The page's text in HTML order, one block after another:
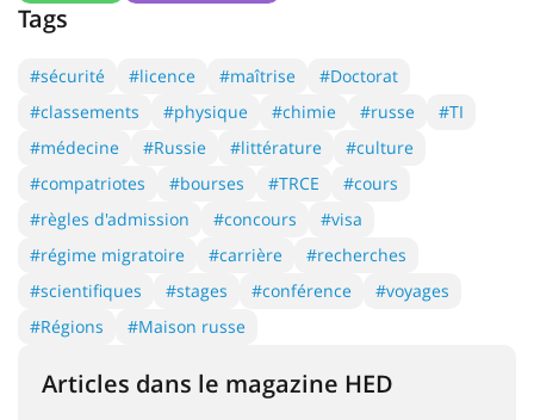
Tags
#sécurité #licence #maîtrise
#Doctorat
#classements
#physique #chimie #russe
#TI
#médecine
#Russie #littérature
#culture
#compatriotes
#bourses #TRCE
#cours
#règles d'admission
#concours
#visa
#régime migratoire
#carrière
#recherches
#scientifiques
#stages #conférence
#voyages
#Régions
#Maison russe
Articles dans le magazine HED